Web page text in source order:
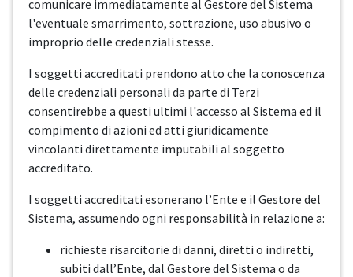
comunicare immediatamente al Gestore del Sistema
l'eventuale smarrimento, sottrazione, uso abusivo o
improprio delle credenziali stesse.
I soggetti accreditati prendono atto che la conoscenza
delle credenziali personali da parte di Terzi
consentirebbe a questi ultimi l'accesso al Sistema ed il
compimento di azioni ed atti giuridicamente
vincolanti direttamente imputabili al soggetto
accreditato.
I soggetti accreditati esonerano l’Ente e il Gestore del
Sistema, assumendo ogni responsabilità in relazione a:
richieste risarcitorie di danni, diretti o indiretti,
subiti dall’Ente, dal Gestore del Sistema o da